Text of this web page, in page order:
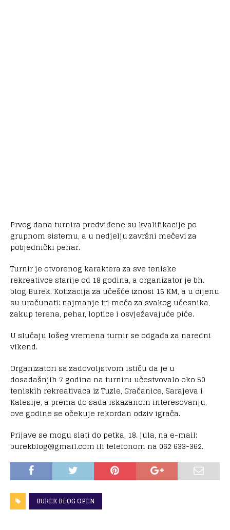
Prvog dana turnira predviđene su kvalifikacije po
grupnom sistemu, a u nedjelju završni mečevi za
pobjednički pehar.
Turnir je otvorenog karaktera za sve teniske
rekreativce starije od 18 godina, a organizator je bh.
blog Burek. Kotizacija za učešće iznosi 15 KM, a u cijenu
su uračunati: najmanje tri meča za svakog učesnika,
zakup terena, pehar, loptice i osvježavajuće piće.
U slučaju lošeg vremena turnir se odgađa za naredni
vikend.
Organizatori sa zadovoljstvom ističu da je u
dosadašnjih 7 godina na turniru učestvovalo oko 50
teniskih rekreativaca iz Tuzle, Gračanice, Sarajeva i
Kalesije, a prema do sada iskazanom interesovanju,
ove godine se očekuje rekordan odziv igrača.
Prijave se mogu slati do petka, 18. jula, na e-mail:
burekblog@gmail.com ili telefonom na 062 633-362.
BUREK BLOG OPEN